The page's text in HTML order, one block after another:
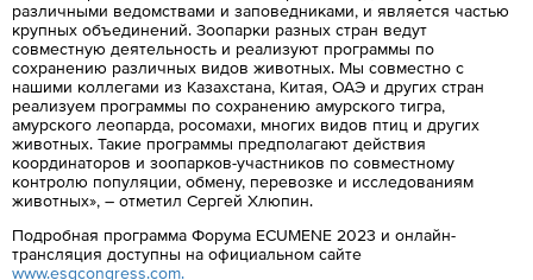
различными ведомствами и заповедниками, и является частью
крупных объединений. Зоопарки разных стран ведут
совместную деятельность и реализуют программы по
сохранению различных видов животных. Мы совместно с
нашими коллегами из Казахстана, Китая, ОАЭ и других стран
реализуем программы по сохранению амурского тигра,
амурского леопарда, росомахи, многих видов птиц и других
животных. Такие программы предполагают действия
координаторов и зоопарков-участников по совместному
контролю популяции, обмену, перевозке и исследованиям
животных», – отметил Сергей Хлюпин.
Подробная программа Форума ECUMENE 2023 и онлайн-
трансляция доступны на официальном сайте
www.esgcongress.com.